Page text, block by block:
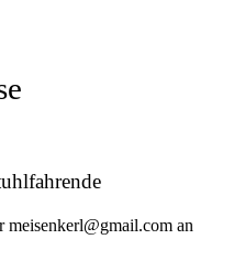
meisenkerl@gmail.com an